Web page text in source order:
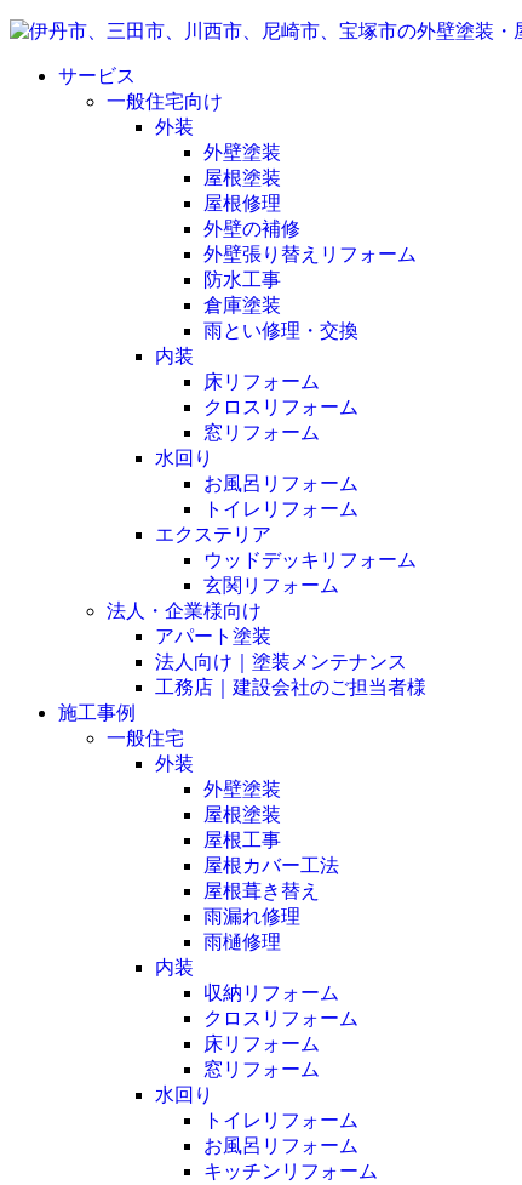
サービス
一般住宅向け
外装
外壁塗装
屋根塗装
屋根修理
外壁の補修
外壁張り替えリフォーム
防水工事
倉庫塗装
雨とい修理・交換
内装
床リフォーム
クロスリフォーム
窓リフォーム
水回り
お風呂リフォーム
トイレリフォーム
エクステリア
ウッドデッキリフォーム
玄関リフォーム
法人・企業様向け
アパート塗装
法人向け｜塗装メンテナンス
工務店｜建設会社のご担当者様
施工事例
一般住宅
外装
外壁塗装
屋根塗装
屋根工事
屋根カバー工法
屋根葺き替え
雨漏れ修理
雨樋修理
内装
収納リフォーム
クロスリフォーム
床リフォーム
窓リフォーム
水回り
トイレリフォーム
お風呂リフォーム
キッチンリフォーム